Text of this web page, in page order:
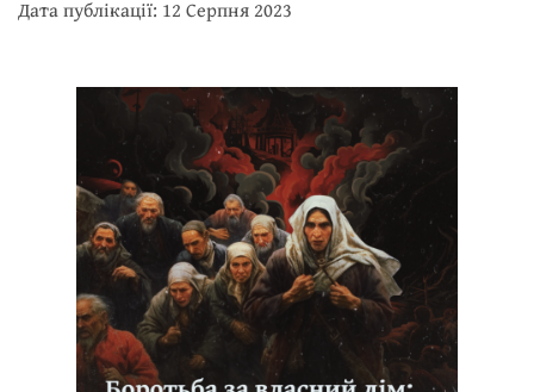
Дата публікації: 12 Серпня 2023